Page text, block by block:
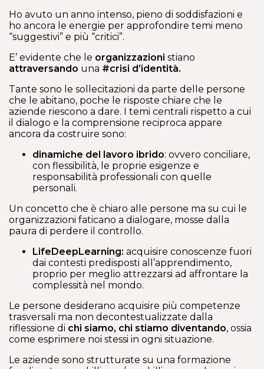
Ho avuto un anno intenso, pieno di soddisfazioni e
ho ancora le energie per approfondire temi meno
“suggestivi” e più “critici”.
E’ evidente che le organizzazioni stiano
attraversando una #crisi d’identità.
Tante sono le sollecitazioni da parte delle persone
che le abitano, poche le risposte chiare che le
aziende riescono a dare. I temi centrali rispetto a cui
il dialogo e la comprensione reciproca appare
ancora da costruire sono:
dinamiche del lavoro ibrido: ovvero conciliare,
con flessibilità, le proprie esigenze e
responsabilità professionali con quelle
personali.
Un concetto che è chiaro alle persone ma su cui le
organizzazioni faticano a dialogare, mosse dalla
paura di perdere il controllo.
LifeDeepLearning: acquisire conoscenze fuori
dai contesti predisposti all’apprendimento,
proprio per meglio attrezzarsi ad affrontare la
complessità nel mondo.
Le persone desiderano acquisire più competenze
trasversali ma non decontestualizzate dalla
riflessione di chi siamo, chi stiamo diventando, ossia
come esprimere noi stessi in ogni situazione.
Le aziende sono strutturate su una formazione